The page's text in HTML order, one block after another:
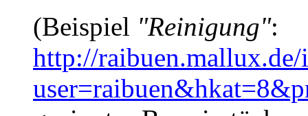
(Beispiel "Reinigung":
http://raibuen.mallux.de/